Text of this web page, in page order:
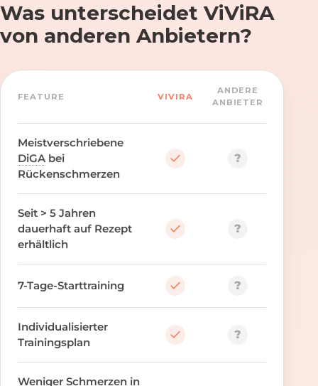
Was unterscheidet ViViRA
von anderen Anbietern?
FEATURE VIVIRA
ANDERE
ANBIETER
Meistverschriebene
DiGA bei
Rückenschmerzen
?
Seit > 5 Jahren
dauerhaft auf Rezept
erhältlich
?
7-Tage-Starttraining ?
Individualisierter
Trainingsplan
?
Weniger Schmerzen in